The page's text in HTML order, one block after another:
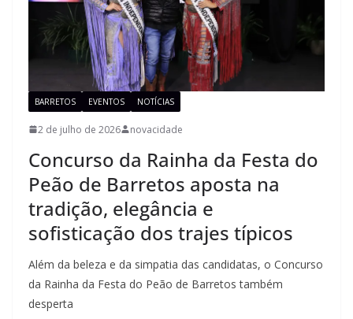
BARRETOS EVENTOS NOTÍCIAS
2 de julho de 2026 novacidade
Concurso da Rainha da Festa do
Peão de Barretos aposta na
tradição, elegância e
sofisticação dos trajes típicos
Além da beleza e da simpatia das candidatas, o Concurso
da Rainha da Festa do Peão de Barretos também
desperta